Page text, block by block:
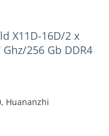
X11D-16D/2 x
256 Gb DDR4
Huananzhi